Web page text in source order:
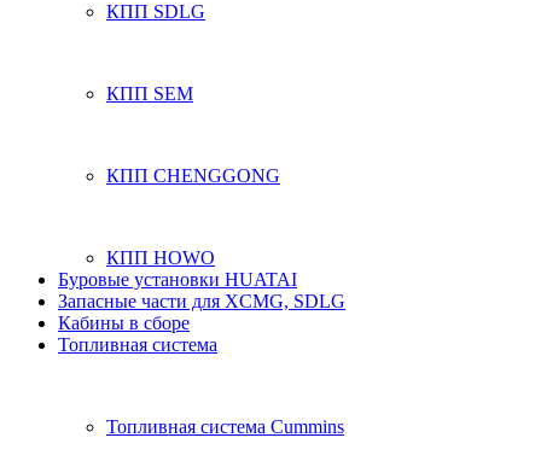
КПП SDLG
КПП SEM
КПП CHENGGONG
КПП HOWO
Буровые установки HUATAI
Запасные части для XCMG, SDLG
Кабины в сборе
Топливная система
Топливная система Cummins